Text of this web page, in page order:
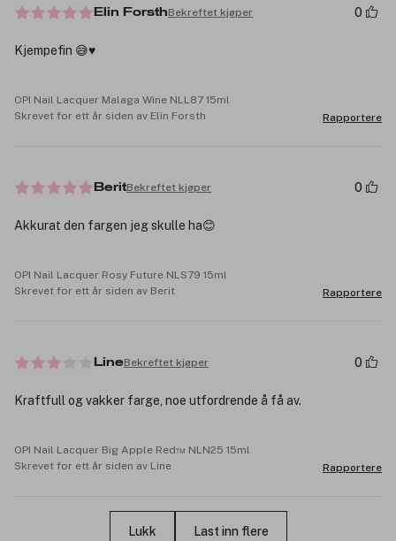
Elin ForsthBekreftet kjøper 0
Kjempefin 😅♥️
OPI Nail Lacquer Malaga Wine NLL87 15ml
Skrevet for ett år siden av Elin Forsth
Rapportere
BeritBekreftet kjøper 0
Akkurat den fargen jeg skulle ha😊
OPI Nail Lacquer Rosy Future NLS79 15ml
Skrevet for ett år siden av Berit
Rapportere
LineBekreftet kjøper 0
Kraftfull og vakker farge, noe utfordrende å få av.
OPI Nail Lacquer Big Apple Red™ NLN25 15ml
Skrevet for ett år siden av Line
Rapportere
Lukk Last inn flere